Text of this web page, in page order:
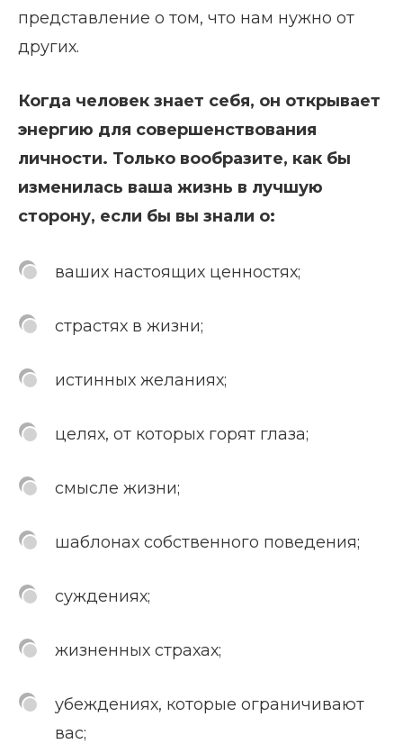
представление о том, что нам нужно от
других.
Когда человек знает себя, он открывает
энергию для совершенствования
личности. Только вообразите, как бы
изменилась ваша жизнь в лучшую
сторону, если бы вы знали о:
ваших настоящих ценностях;
страстях в жизни;
истинных желаниях;
целях, от которых горят глаза;
смысле жизни;
шаблонах собственного поведения;
суждениях;
жизненных страхах;
убеждениях, которые ограничивают
вас;